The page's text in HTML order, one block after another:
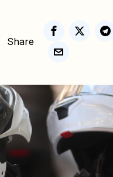
Share